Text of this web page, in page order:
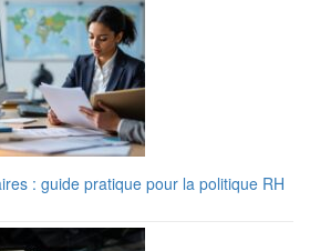
: guide pratique pour la politique RH